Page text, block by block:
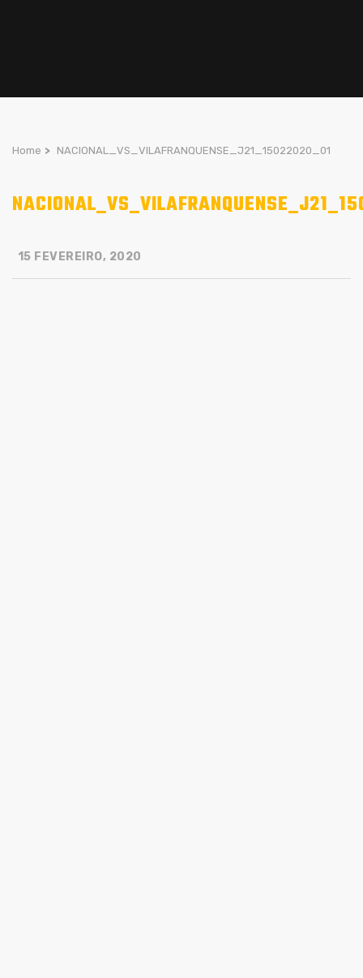
Home > NACIONAL_VS_VILAFRANQUENSE_J21_15022020_01
15 FEVEREIRO, 2020